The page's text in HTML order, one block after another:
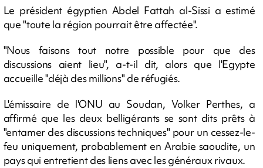
Le président égyptien Abdel Fattah al-Sissi a estimé
que "toute la région pourrait être affectée".
"Nous faisons tout notre possible pour que des
discussions aient lieu", a-t-il dit, alors que l'Egypte
accueille "déjà des millions" de réfugiés.
L'émissaire de l'ONU au Soudan, Volker Perthes, a
affirmé que les deux belligérants se sont dits prêts à
"entamer des discussions techniques" pour un cessez-le-
feu uniquement, probablement en Arabie saoudite, un
pays qui entretient des liens avec les généraux rivaux.